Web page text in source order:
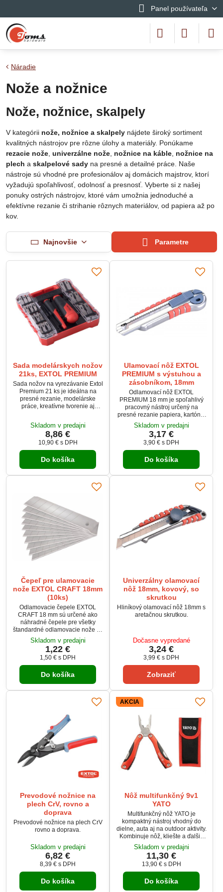
Panel používateľa
Náradie
Nože a nožnice
Nože, nožnice, skalpely
V kategórii nože, nožnice a skalpely nájdete široký sortiment
kvalitných nástrojov pre rôzne úlohy a materiály. Ponúkame
rezacie nože univerzálne nože nožnice na káble nožnice na
plech a skalpelové sady na presné a detailné práce. Naše
nástroje sú vhodné pre profesionálov aj domácich majstrov, ktorí
vyžadujú spoľahlivosť, odolnosť a presnosť. Vyberte si z našej
ponuky ostrých nástrojov, ktoré vám umožnia jednoduché a
efektívne rezanie či strihanie rôznych materiálov, od papiera až po
kov.
Najnovšie Parametre
Sada modelárskych nožov
21ks, EXTOL PREMIUM
Sada nožov na vyrezávanie Extol
Premium 21 ks je ideálna na
presné rezanie, modelárske
práce, kreatívne tvorenie aj
ocele SK4 zabezpečujú dlhú
životnosť a presný rez, zatiaľ čo
ergonomické rukoväte poskytujú
pohodlné a bezpečné držanie.
Súčasťou balenia je aj nerezová
Skladom v predajni
8,86 €
10,90 € s DPH
Do košíka
Ulamovací nôž EXTOL
PREMIUM s výstuhou a
zásobníkom, 18mm
Odlamovací nôž EXTOL
PREMIUM 18 mm je spoľahlivý
pracovný nástroj určený na
presné rezanie papiera, kartónu,
fólií, kobercov, plastov a ďalších
materiálov. Robustná kovová
výstuha, automatická aretácia
čepele Auto-Lock a integrovaný
zásobník s náhradnými čepeľami
zaručujú pohodlnú, bezpečnú a
efektívnu prácu. Ergonomická
konštrukcia poskytuje pevný
úchop aj pri náročnom používaní.
Skladom v predajni
3,17 €
3,90 € s DPH
Do košíka
Čepeľ pre ulamovacie
nože EXTOL CRAFT 18mm
(10ks)
Odlamovacie čepele EXTOL
CRAFT 18 mm sú určené ako
náhradné čepele pre všetky
štandardné odlamovacie nože so
šírkou 18 mm. Balenie obsahuje
10 čepelí so 7 segmentmi,
uložených v praktickom
plastovom puzdre, ktoré
zabezpečuje bezpečné
skladovanie aj jednoduché
Skladom v predajni
1,22 €
1,50 € s DPH
Do košíka
Univerzálny olamovací
nôž 18mm, kovový, so
skrutkou
Hliníkový olamovací nôž 18mm s
aretačnou skrutkou.
Dočasne vypredané
3,24 €
3,99 € s DPH
Zobraziť
Prevodové nožnice na
plech CrV, rovno a
doprava
Prevodové nožnice na plech CrV
rovno a doprava.
Skladom v predajni
6,82 €
8,39 € s DPH
Do košíka
AKCIA
Nôž multifunkčný 9v1
YATO
Multifunkčný nôž YATO je
kompaktný nástroj vhodný do
dielne, auta aj na outdoor aktivity.
Kombinuje nôž, kliešte a ďalšie
praktické nástroje v jednom tele z
nerezovej ocele. Hliníková
rukoväť zaisťuje pevný úchop a
nízku hmotnosť. V balení sa
nachádza aj puzdro na opasok
pre pohodlné nosenie.
Skladom v predajni
11,30 €
13,90 € s DPH
Do košíka